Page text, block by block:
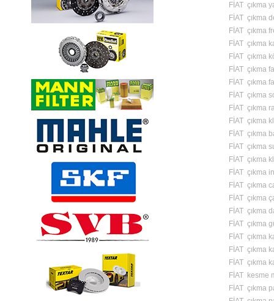
FİAT çıkma
FİAT çıkma
FİAT çıkma
FİAT çıkma
FİAT çıkma
FİAT çıkma
FİAT çıkma
FİAT çıkma
FİAT çıkma
FİAT çıkma
FİAT çıkma
FİAT çıkma
FİAT çıkma
FİAT çıkma
FİAT çıkma
FİAT çıkma
FİAT çıkma
FİAT çıkma
FİAT çıkma
FİAT çıkma
FİAT çıkma
FİAT kesme
FİAT çıkma